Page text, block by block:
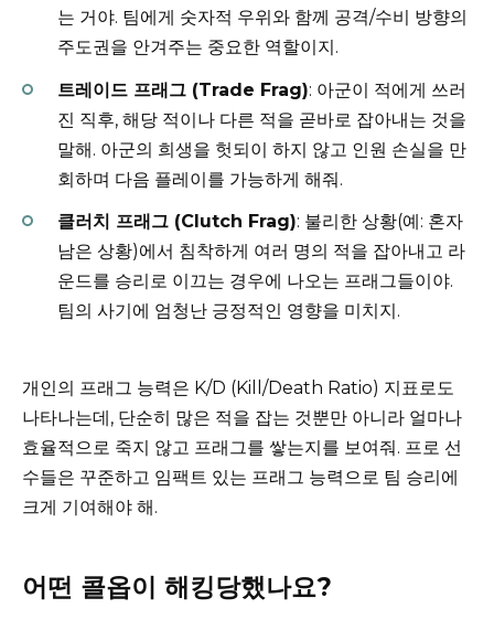
는 거야. 팀에게 숫자적 우위와 함께 공격/수비 방향의
주도권을 안겨주는 중요한 역할이지.
트레이드 프래그 (Trade Frag): 아군이 적에게 쓰러
진 직후, 해당 적이나 다른 적을 곧바로 잡아내는 것을
말해. 아군의 희생을 헛되이 하지 않고 인원 손실을 만
회하며 다음 플레이를 가능하게 해줘.
클러치 프래그 (Clutch Frag): 불리한 상황(예: 혼자
남은 상황)에서 침착하게 여러 명의 적을 잡아내고 라
운드를 승리로 이끄는 경우에 나오는 프래그들이야.
팀의 사기에 엄청난 긍정적인 영향을 미치지.
개인의 프래그 능력은 K/D (Kill/Death Ratio) 지표로도
나타나는데, 단순히 많은 적을 잡는 것뿐만 아니라 얼마나
효율적으로 죽지 않고 프래그를 쌓는지를 보여줘. 프로 선
수들은 꾸준하고 임팩트 있는 프래그 능력으로 팀 승리에
크게 기여해야 해.
어떤 콜옵이 해킹당했나요?